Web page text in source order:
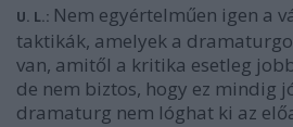
U. L.: Nem egyértelműen igen a
taktikák, amelyek a
van, amitől a kritika esetleg
de nem biztos, hogy ez mindig
dramaturg nem lóghat ki az